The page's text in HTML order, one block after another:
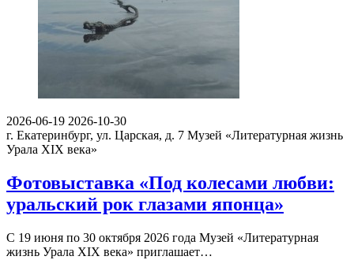
2026-06-19 2026-10-30
г. Екатеринбург, ул. Царская, д. 7 Музей «Литературная жизнь
Урала XIX века»
Фотовыставка «Под колесами любви:
уральский рок глазами японца»
С 19 июня по 30 октября 2026 года Музей «Литературная
жизнь Урала XIX века» приглашает…